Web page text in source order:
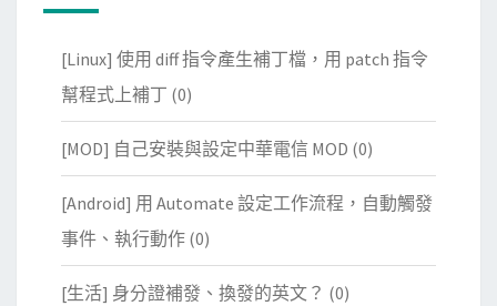
[Linux] 使用 diff 指令產生補丁檔，用 patch 指令
幫程式上補丁 (0)
[MOD] 自己安裝與設定中華電信 MOD (0)
[Android] 用 Automate 設定工作流程，自動觸發
事件、執行動作 (0)
[生活] 身分證補發、換發的英文？ (0)